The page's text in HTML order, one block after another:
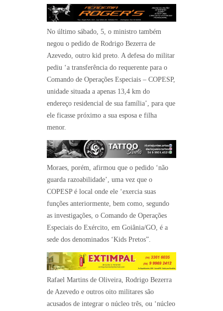
No último sábado, 5, o ministro também
negou o pedido de Rodrigo Bezerra de
Azevedo, outro kid preto. A defesa do militar
pediu ‘a transferência do requerente para o
Comando de Operações Especiais – COPESP,
unidade situada a apenas 13,4 km do
endereço residencial de sua família’, para que
ele ficasse próximo a sua esposa e filha
menor.
Moraes, porém, afirmou que o pedido ‘não
guarda razoabilidade’, uma vez que o
COPESP é local onde ele ‘exercia suas
funções anteriormente, bem como, segundo
as investigações, o Comando de Operações
Especiais do Exército, em Goiânia/GO, é a
sede dos denominados ‘Kids Pretos”.
Rafael Martins de Oliveira, Rodrigo Bezerra
de Azevedo e outros oito militares são
acusados de integrar o núcleo três, ou ‘núcleo